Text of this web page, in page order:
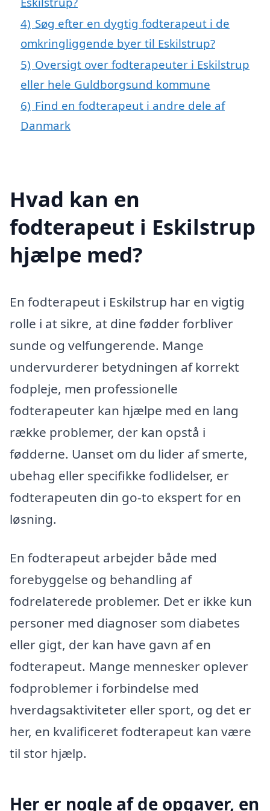
4) Søg efter en dygtig fodterapeut i de
omkringliggende byer til Eskilstrup?
5) Oversigt over fodterapeuter i Eskilstrup
eller hele Guldborgsund kommune
6) Find en fodterapeut i andre dele af
Danmark
Hvad kan en
fodterapeut i Eskilstrup
hjælpe med?
En fodterapeut i Eskilstrup har en vigtig
rolle i at sikre, at dine fødder forbliver
sunde og velfungerende. Mange
undervurderer betydningen af korrekt
fodpleje, men professionelle
fodterapeuter kan hjælpe med en lang
række problemer, der kan opstå i
fødderne. Uanset om du lider af smerte,
ubehag eller specifikke fodlidelser, er
fodterapeuten din go-to ekspert for en
løsning.
En fodterapeut arbejder både med
forebyggelse og behandling af
fodrelaterede problemer. Det er ikke kun
personer med diagnoser som diabetes
eller gigt, der kan have gavn af en
fodterapeut. Mange mennesker oplever
fodproblemer i forbindelse med
hverdagsaktiviteter eller sport, og det er
her, en kvalificeret fodterapeut kan være
til stor hjælp.
Her er nogle af de opgaver, en